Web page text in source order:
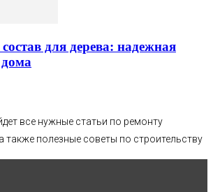
для дерева: надежная
все нужные статьи по ремонту
также полезные советы по строительству